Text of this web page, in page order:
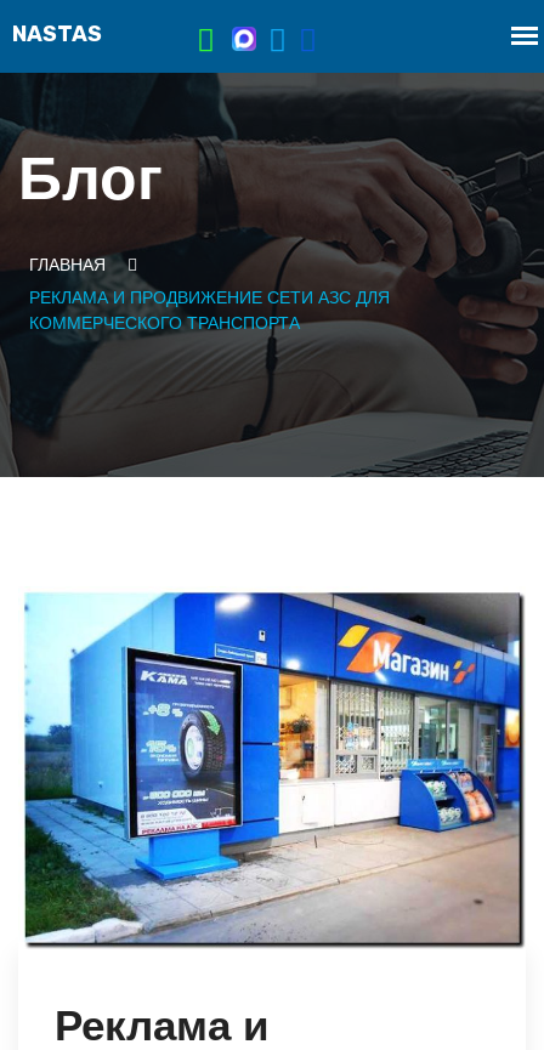
Блог
ГЛАВНАЯ
РЕКЛАМА И ПРОДВИЖЕНИЕ СЕТИ АЗС ДЛЯ
КОММЕРЧЕСКОГО ТРАНСПОРТА
Реклама и